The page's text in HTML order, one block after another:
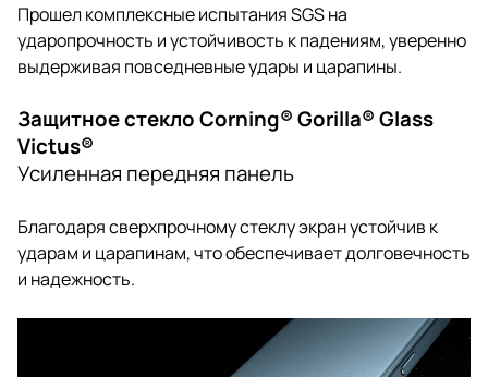
Прошел комплексные испытания SGS на
ударопрочность и устойчивость к падениям, уверенно
выдерживая повседневные удары и царапины.
Защитное стекло Corning® Gorilla® Glass
Victus®
Усиленная передняя панель
Благодаря сверхпрочному стеклу экран устойчив к
ударам и царапинам, что обеспечивает долговечность
и надежность.